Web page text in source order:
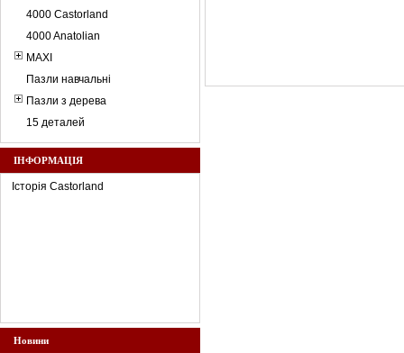
4000 Castorland
4000 Anatolian
MAXI
Пазли навчальні
Пазли з дерева
15 деталей
ІНФОРМАЦІЯ
Історія Castorland
Новини